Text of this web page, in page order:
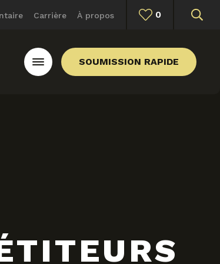
Carrière À propos 0
SOUMISSION RAPIDE